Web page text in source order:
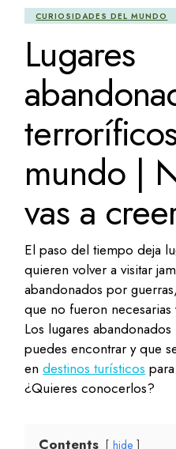
CURIOSIDADES DEL MUNDO
Lugares
mundo |
vas a
El paso del tiempo deja
quieren volver a visitar
abandonados por
que no fueron necesarias
Los lugares
puedes encontrar y que
endestinos turísticos
¿Quieres conocerlos?
Contents hide